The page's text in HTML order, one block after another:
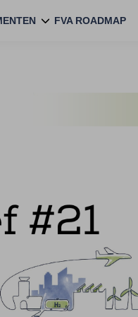
FVA ROADMAP